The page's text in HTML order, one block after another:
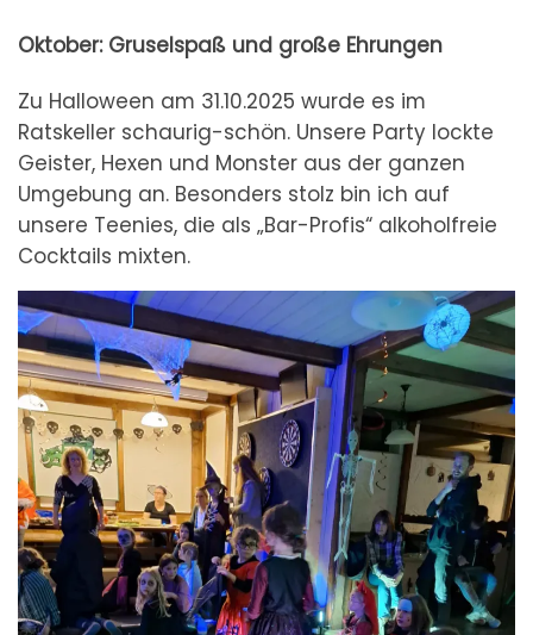
Oktober: Gruselspaß und große Ehrungen
Zu Halloween am 31.10.2025 wurde es im
Ratskeller schaurig-schön. Unsere Party lockte
Geister, Hexen und Monster aus der ganzen
Umgebung an. Besonders stolz bin ich auf
unsere Teenies, die als „Bar-Profis“ alkoholfreie
Cocktails mixten.